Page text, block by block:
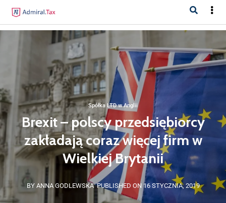
Spółka LTD w Anglii
Brexit – polscy przedsiębiorcy
zakładają coraz więcej firm w
Wielkiej Brytanii
BY ANNA GODLEWSKA PUBLISHED ON 16 STYCZNIA, 2019